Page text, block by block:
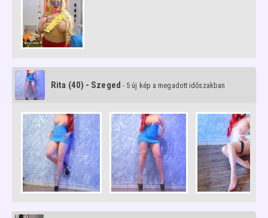
Rita (40) - Szeged - 5 új kép a megadott időszakban